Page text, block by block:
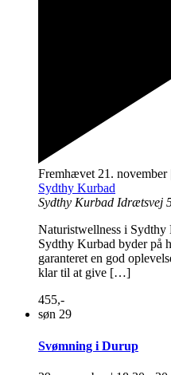
Fremhævet 21. november
Sydthy Kurbad
Sydthy Kurbad Idrætsvej
Naturistwellness i Sydthy
Sydthy Kurbad byder på
garanteret en god
klar til at give […]
455,-
søn 29
Svømning i Durup